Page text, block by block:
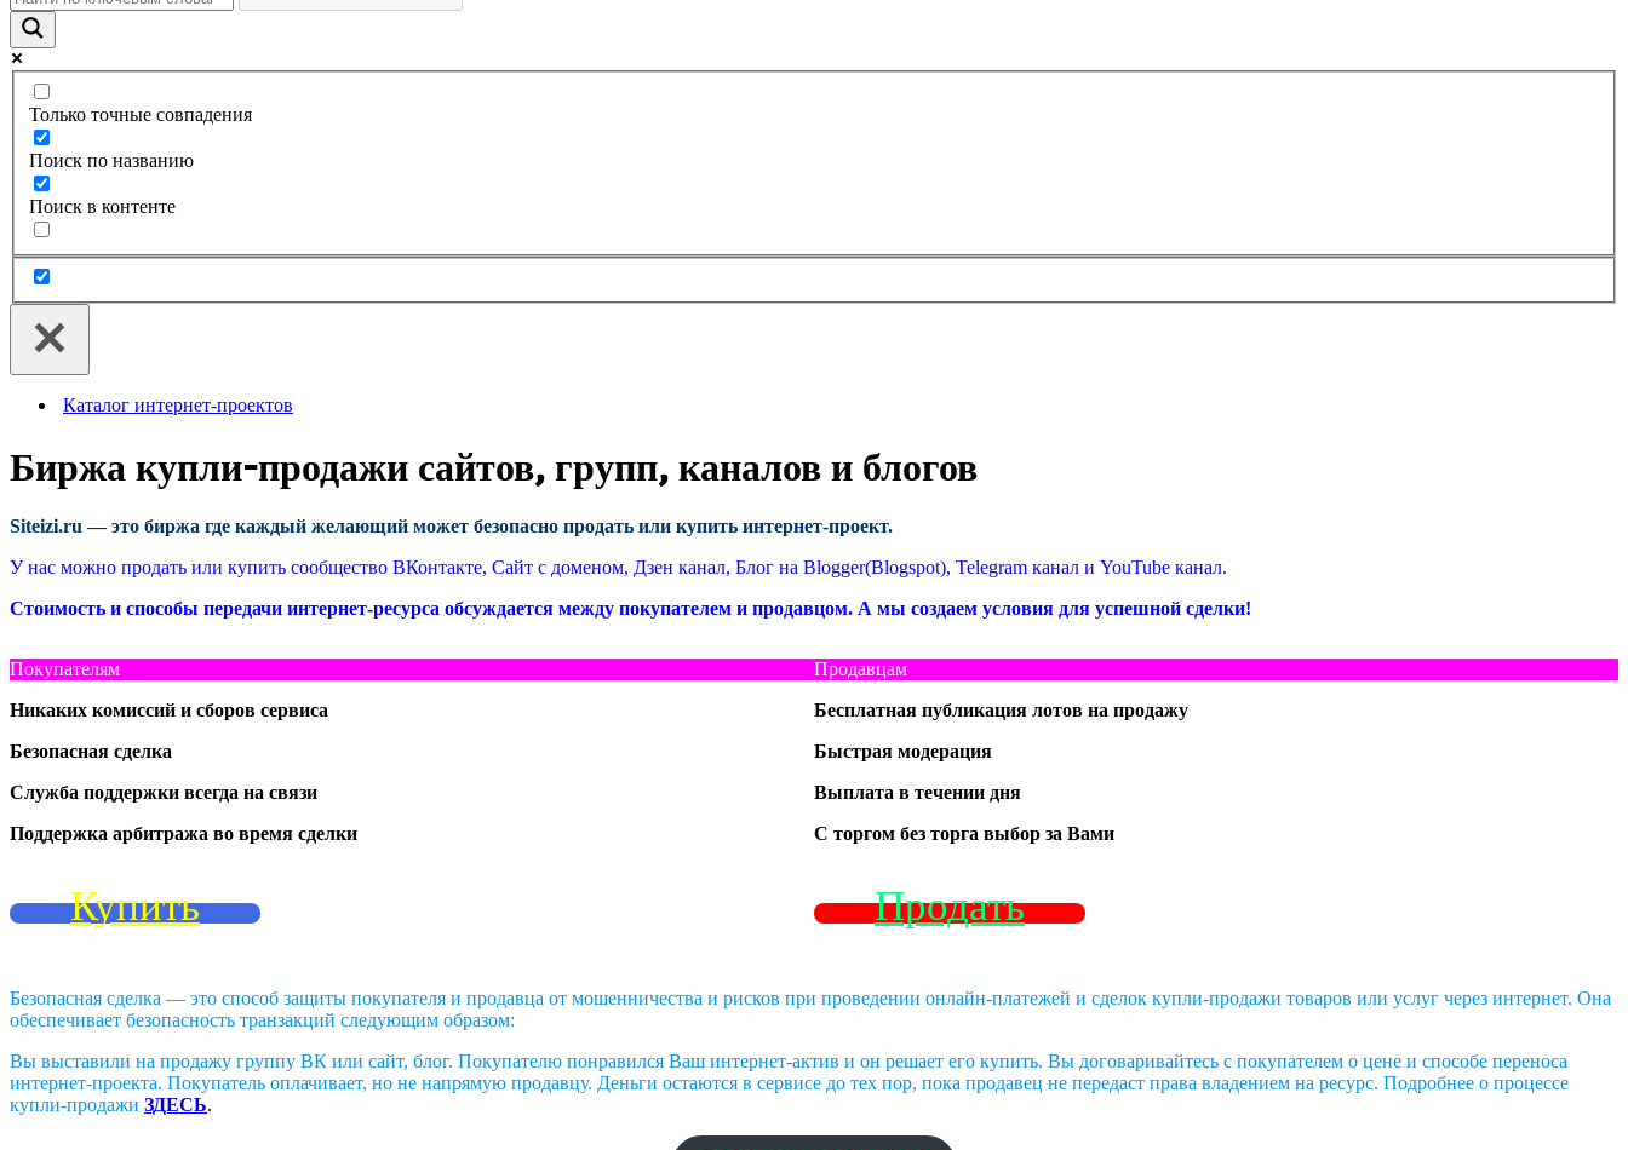
Только точные совпадения
Поиск по названию
Поиск в контенте
Каталог интернет-проектов
Биржа купли-продажи сайтов, групп, каналов и блогов
Siteizi.ru — это биржа где каждый желающий может безопасно продать или купить интернет-проект.
У нас можно продать или купить сообщество ВКонтакте, Сайт с доменом, Дзен канал, Блог на Blogger(Blogspot), Telegram канал и YouTube канал.
Стоимость и способы передачи интернет-ресурса обсуждается между покупателем и продавцом. А мы создаем условия для успешной сделки!
Покупателям
Никаких комиссий и сборов сервиса
Безопасная сделка
Служба поддержки всегда на связи
Поддержка арбитража во время сделки
Купить
Продавцам
Бесплатная публикация лотов на продажу
Быстрая модерация
Выплата в течении дня
С торгом без торга выбор за Вами
Продать
Безопасная сделка — это способ защиты покупателя и продавца от мошенничества и рисков при проведении онлайн-платежей и сделок купли-продажи товаров или услуг через интернет. Она
обеспечивает безопасность транзакций следующим образом:
Вы выставили на продажу группу ВК или сайт, блог. Покупателю понравился Ваш интернет-актив и он решает его купить. Вы договаривайтесь с покупателем о цене и способе переноса
интернет-проекта. Покупатель оплачивает, но не напрямую продавцу. Деньги остаются в сервисе до тех пор, пока продавец не передаст права владением на ресурс. Подробнее о процессе
купли-продажи ЗДЕСЬ.